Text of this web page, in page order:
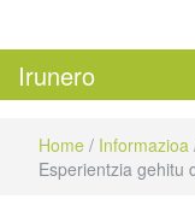
Irunero
Home / Informazioa
Esperientzia gehitu